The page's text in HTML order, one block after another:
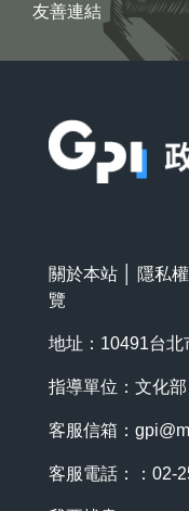
友善連結
關於本站 隱私
覽
地址：10491台北
指導單位：文化部
客服信箱：
客服電話：：02-